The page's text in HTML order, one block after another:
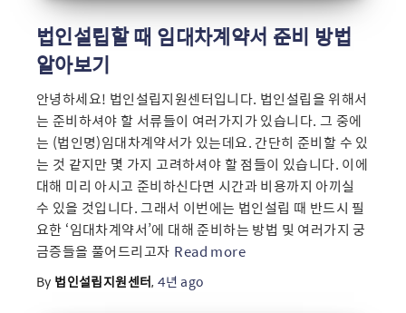
법인설립할 때 임대차계약서 준비 방법
알아보기
안녕하세요! 법인설립지원센터입니다. 법인설립을 위해서
는 준비하셔야 할 서류들이 여러가지가 있습니다. 그 중에
는 (법인명)임대차계약서가 있는데요. 간단히 준비할 수 있
는 것 같지만 몇 가지 고려하셔야 할 점들이 있습니다. 이에
대해 미리 아시고 준비하신다면 시간과 비용까지 아끼실
수 있을 것입니다. 그래서 이번에는 법인설립 때 반드시 필
요한 ‘임대차계약서’에 대해 준비하는 방법 및 여러가지 궁
금증들을 풀어드리고자 Read more
By 법인설립지원센터,4년 ago